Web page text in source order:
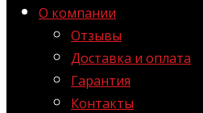
О компании
Отзывы
Доставка и оплата
Гарантия
Контакты